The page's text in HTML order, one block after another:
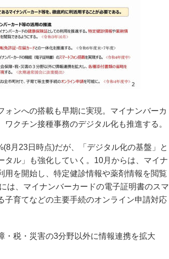
ォンへの搭載も早期に実現。マイナンバーカ
クチン接種事務のデジタル化も推進する。
月23日時点)だが、「デジタル化の基盤」と
タル」も強化していく。10月からは、マイナ
用を開始し、特定健診情報や薬剤情報を閲覧
は、マイナンバーカードの電子証明書のスマ
子育てなどの主要手続のオンライン申請対応
・税・災害の3分野以外に情報連携を拡大